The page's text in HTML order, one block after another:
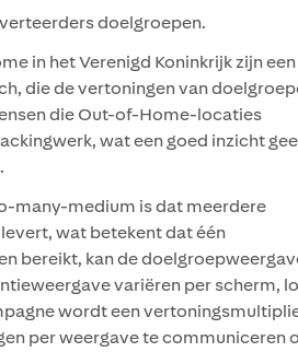
doelgroepen.
in het Verenigd Koninkrijk zijn een
die de vertoningen van
die Out-of-Home-locaties
wat een goed inzicht
many-medium is dat meerdere
wat betekent dat één
bereikt, kan de
variëren per scherm,
wordt een
per weergave te communiceren